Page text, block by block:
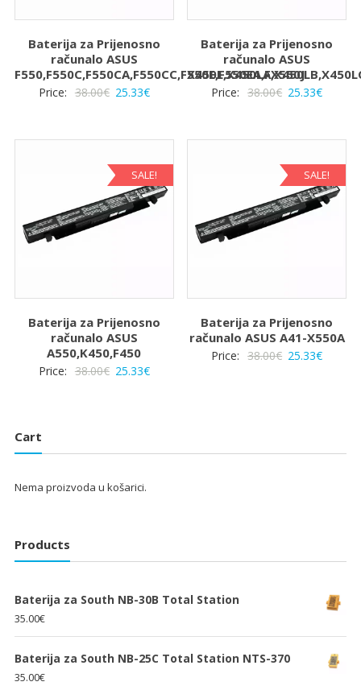
Baterija za Prijenosno
računalo ASUS
F550,F550C,F550CA,F550CC,F550E,F550EA,FX550J
Price: 38.00€ Izvorna
38.00€.
25.33€Trenutna
Baterija za Prijenosno
računalo ASUS
Price: 38.00€ Izvorna
38.00€.
25.33€
SALE!
Baterija za Prijenosno
računalo ASUS
A550,K450,F450
Price: 38.00€ Izvorna
38.00€.
25.33€Trenutna
SALE!
Baterija za Prijenosno
računalo ASUS A41-X550A
Price: 38.00€ Izvorna
25.33€
Cart
Nema proizvoda u košarici.
Products
Baterija za South NB-30B Total Station
35.00€
Baterija za South NB-25C Total Station NTS-370
35.00€